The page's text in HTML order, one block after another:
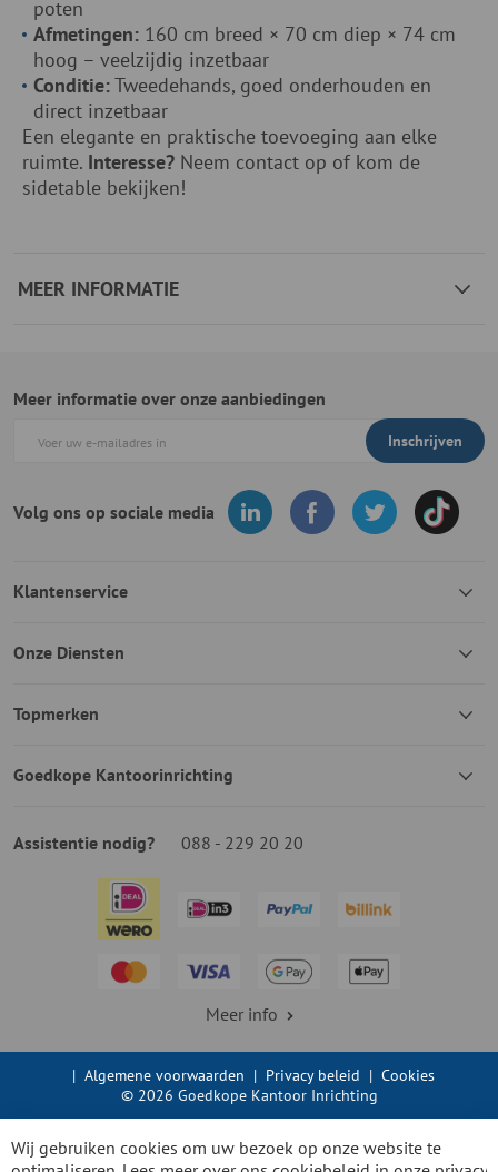
poten
Afmetingen: 160 cm breed × 70 cm diep × 74 cm
hoog – veelzijdig inzetbaar
Conditie:Tweedehands, goed onderhouden en
direct inzetbaar
Een elegante en praktische toevoeging aan elke
ruimte. Interesse? Neem contact op of kom de
sidetable bekijken!
MEER INFORMATIE
Meer informatie over onze aanbiedingen
Inschrijven
Volg ons op sociale media
Klantenservice
Onze Diensten
Topmerken
Goedkope Kantoorinrichting
Assistentie nodig? 088 - 229 20 20
Meer info
| Algemene voorwaarden | Privacy beleid | Cookies
© 2026 Goedkope Kantoor Inrichting
Wij gebruiken cookies om uw bezoek op onze website te